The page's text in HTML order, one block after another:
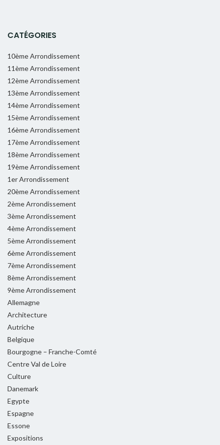
CATÉGORIES
10ème Arrondissement
11ème Arrondissement
12ème Arrondissement
13ème Arrondissement
14ème Arrondissement
15ème Arrondissement
16ème Arrondissement
17ème Arrondissement
18ème Arrondissement
19ème Arrondissement
1er Arrondissement
20ème Arrondissement
2ème Arrondissement
3ème Arrondissement
4ème Arrondissement
5ème Arrondissement
6ème Arrondissement
7ème Arrondissement
8ème Arrondissement
9ème Arrondissement
Allemagne
Architecture
Autriche
Belgique
Bourgogne – Franche-Comté
Centre Val de Loire
Culture
Danemark
Egypte
Espagne
Essone
Expositions